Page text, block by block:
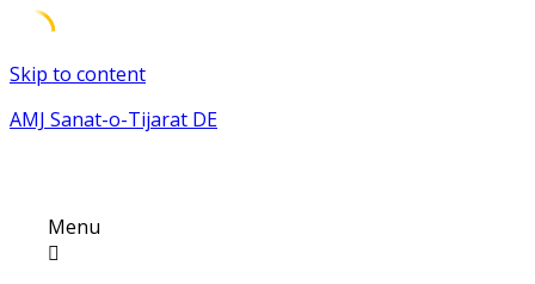
Skip to content
AMJ Sanat-o-Tijarat DE
Menu